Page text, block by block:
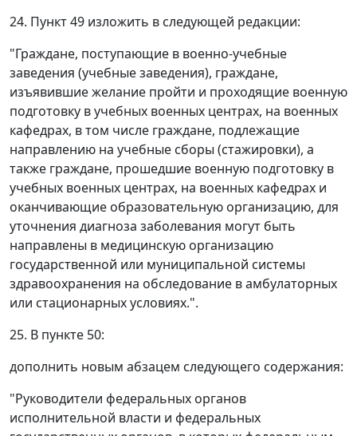
24. Пункт 49 изложить в следующей редакции:
"Граждане, поступающие в военно-учебные
заведения (учебные заведения), граждане,
изъявившие желание пройти и проходящие военную
подготовку в учебных военных центрах, на военных
кафедрах, в том числе граждане, подлежащие
направлению на учебные сборы (стажировки), а
также граждане, прошедшие военную подготовку в
учебных военных центрах, на военных кафедрах и
оканчивающие образовательную организацию, для
уточнения диагноза заболевания могут быть
направлены в медицинскую организацию
государственной или муниципальной системы
здравоохранения на обследование в амбулаторных
или стационарных условиях.".
25. В пункте 50:
дополнить новым абзацем следующего содержания:
"Руководители федеральных органов
исполнительной власти и федеральных